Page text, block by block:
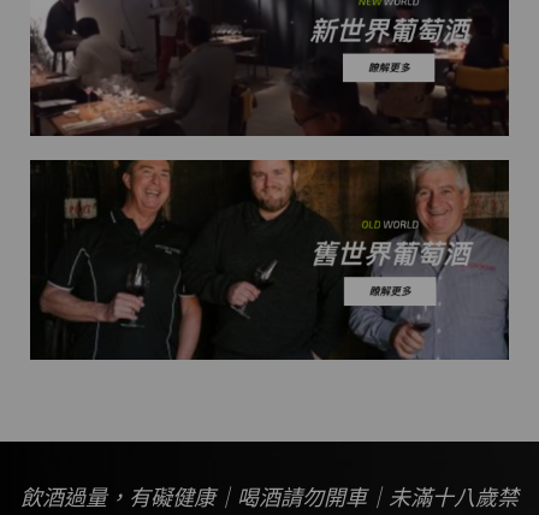
飲酒過量，有礙健康｜喝酒請勿開車｜未滿十八歲禁